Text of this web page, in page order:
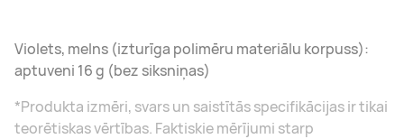
Violets, melns (izturīga polimēru materiālu korpuss):
aptuveni 16 g (bez siksniņas)
*Produkta izmēri, svars un saistītās specifikācijas ir tikai
teorētiskas vērtības. Faktiskie mērījumi starp